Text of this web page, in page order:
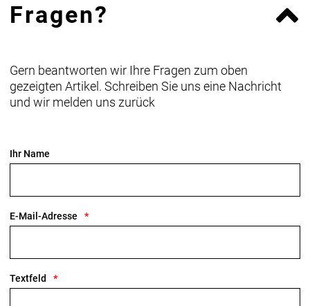
Fragen?
Gern beantworten wir Ihre Fragen zum oben
gezeigten Artikel. Schreiben Sie uns eine Nachricht
und wir melden uns zurück
Ihr Name
E-Mail-Adresse
Textfeld